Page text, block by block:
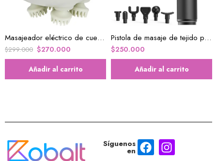
Masajeador eléctrico de cuero cabelludo
$299.000 $270.000
Añadir al carrito
Pistola de masaje de tejido profundo
$250.000
Añadir al carrito
Síguenos
en